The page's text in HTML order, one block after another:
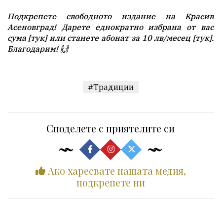
Подкрепете свободното издание на Красив
Асеновград! Дарете еднократно избрана от вас
сума [тук] или станете абонат за 10 лв/месец [тук].
Благодарим! 🙌
#Традиции
Споделете с приятелите си
Ако харесвате нашата медия,
подкрепете ни